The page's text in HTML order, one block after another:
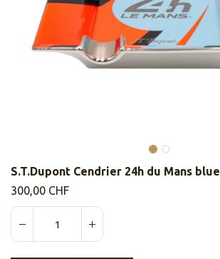
S.T.Dupont Cendrier 24h du Mans blue
300,00 CHF